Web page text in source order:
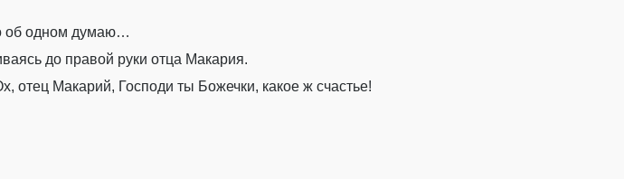
об одном думаю…
до правой руки отца Макария.
отец Макарий, Господи ты Божечки, какое ж счастье!